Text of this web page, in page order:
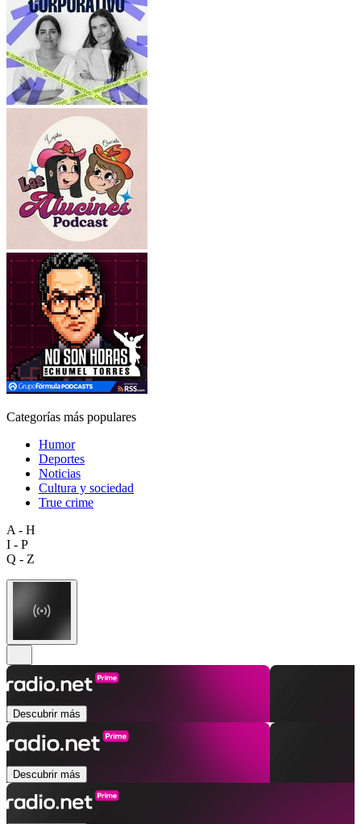
Categorías más populares
Humor
Deportes
Noticias
Cultura y sociedad
True crime
A - H
I - P
Q - Z
Descubrir más
Descubrir más